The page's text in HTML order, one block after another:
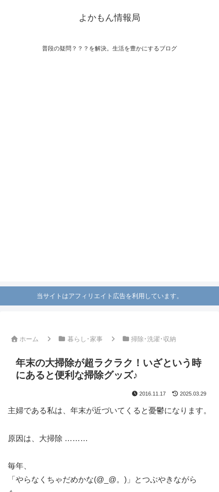
よかもん情報局
普段の疑問？？？を解決。生活を豊かにするブログ
当サイトはアフィリエイト広告を利用しています。
ホーム 暮らし･家事 掃除･洗濯･収納
年末の大掃除が超ラクラク！いざという時
にあると便利な掃除グッズ♪
2016.11.17 2025.03.29
主婦である私は、年末が近づいてくると憂鬱になります。
原因は、大掃除 ………
毎年、
「やらなくちゃだめかな(@_@。)」とつぶやきながら